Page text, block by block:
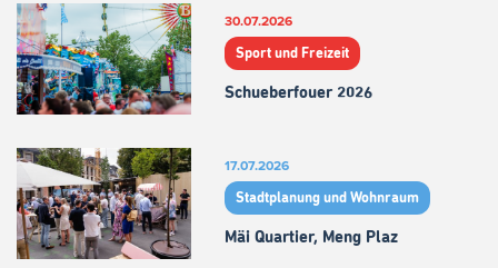
30.07.2026
Sport und Freizeit
Schueberfouer 2026
17.07.2026
Stadtplanung und Wohnraum
Mäi Quartier, Meng Plaz